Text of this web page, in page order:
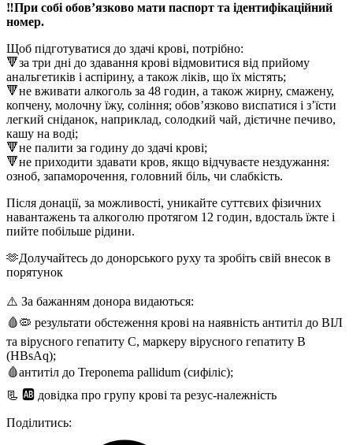
‼️При собі обов’язково мати паспорт та ідентифікаційний
номер.
Щоб підготуватися до здачі крові, потрібно:
🔻за три дні до здавання крові відмовитися від прийому
анальгетиків і аспірину, а також ліків, що їх містять;
🔻не вживати алкоголь за 48 годин, а також жирну, смажену,
копчену, молочну їжу, соління; обов’язково виспатися і з’їсти
легкий сніданок, наприклад, солодкий чай, дієтичне печиво,
кашу на воді;
🔻не палити за годину до здачі крові;
🔻не приходити здавати кров, якщо відчуваєте нездужання:
озноб, запаморочення, головний біль, чи слабкість.
Після донації, за можливості, уникайте суттєвих фізичних
навантажень та алкоголю протягом 12 годин, вдосталь їжте і
пийте побільше рідини.
🫶Долучайтесь до донорського руху та зробіть свій внесок в
порятунок
⚠️ За бажанням донора видаються:
🩸🦠 результати обстеження крові на наявність антитіл до ВІЛ
та вірусного гепатиту С, маркеру вірусного гепатиту В
(HBsAq);
🩸антитіл до Treponema pallidum (сифіліс);
📃 🆎 довідка про групу крові та резус-належність
Поділитись: